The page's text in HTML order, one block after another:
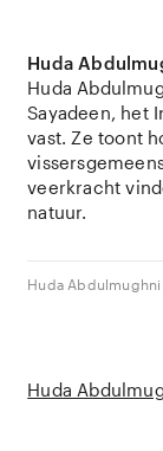
Huda
Huda
Sayadeen, het
vast. Ze toont
veerkracht
natuur.
Huda Abdulmughni
Huda